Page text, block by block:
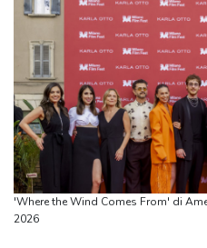
Premier Canada, non credo
A Isabella Rossellini
padre e mio fratello'
Mondiali 2030: Times,
La Fifa, "E' falso"
Il governo alla Camera
191 sì
Meloni vede Tajani, Salvini e
Houthi, colpita seconda
'Where the Wind Comes From' di
2026